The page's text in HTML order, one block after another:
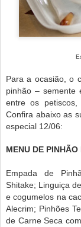
Para a ocasião, o
pinhão – semente
entre os petiscos,
Confira abaixo as
especial 12/06:
MENU DE
Empada de
Shitake; Linguiça
e cogumelos na
Alecrim; Pinhões
de Carne Seca